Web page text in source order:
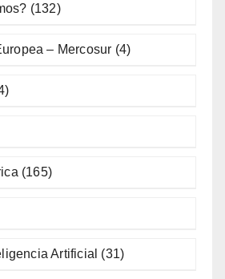
(132)
– Mercosur (4)
(165)
Artificial (31)